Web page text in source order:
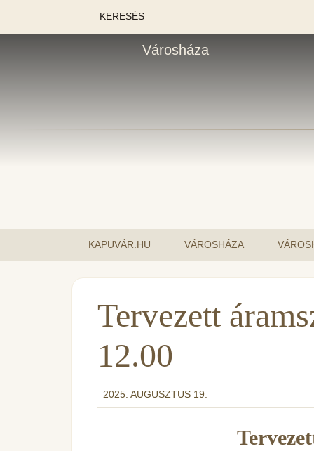
KERESÉS
Városháza
KAPUVÁR.HU VÁROSHÁZA
Tervezett
12.00
2025. AUGUSZTUS 19.